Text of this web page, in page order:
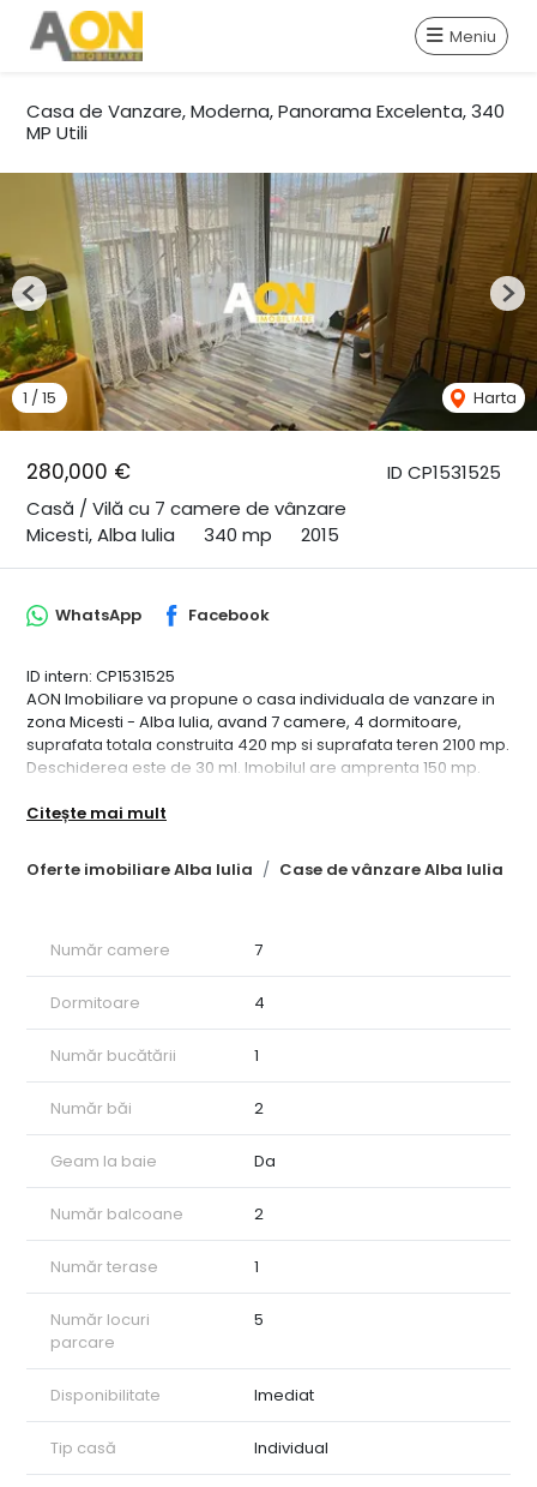
Meniu
Casa de Vanzare, Moderna, Panorama Excelenta, 340
MP Utili
ID CP1531525
280,000 €
Casă / Vilă cu 7 camere de vânzare
Micesti, Alba Iulia
340 mp 2015
1 /15 Harta
Previous
Oferte imobiliare Alba Iulia Case de vânzare Alba Iulia
WhatsApp Facebook
ID intern: CP1531525
AON Imobiliare va propune o casa individuala de vanzare in
zona Micesti - Alba Iulia, avand 7 camere, 4 dormitoare,
suprafata totala construita 420 mp si suprafata teren 2100 mp.
Deschiderea este de 30 ml. Imobilul are amprenta 150 mp.
2 bai, 1 bucatarie spatioasa, 2 balcoane si o terasa. Demisolul
la rosu. Dotari : acoperis: tigla terasa; bucatarie: da mobilata
utilata; calorifere: nu; ferestre casa: term. pvc; incalzire casa:
armat; podele: parchet gresie; structura casa: caramida; tip
curte: individuala. Pretabil locuinta/birou.
Citește mai mult
Număr camere 7
Dormitoare 4
Număr bucătării 1
Număr băi 2
Geam la baie Da
Număr balcoane 2
Număr terase 1
Număr locuri
parcare
5
Disponibilitate Imediat
Tip casă Individual